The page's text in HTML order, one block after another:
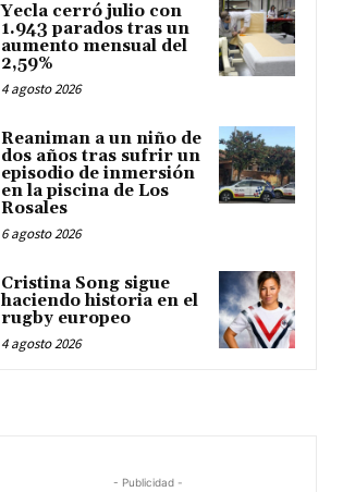
Yecla cerró julio con
1.943 parados tras un
aumento mensual del
2,59%
4 agosto 2026
Reaniman a un niño de
dos años tras sufrir un
episodio de inmersión
en la piscina de Los
Rosales
6 agosto 2026
Cristina Song sigue
haciendo historia en el
rugby europeo
4 agosto 2026
- Publicidad -